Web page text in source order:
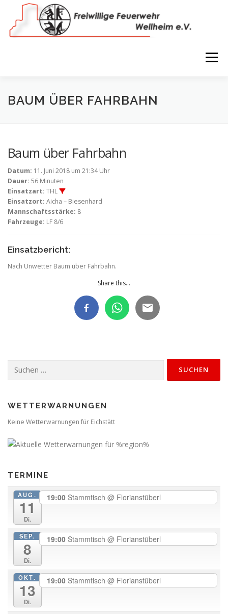
springen
Menü
NEWS VEREIN 150 JAHRE FEUERWEHR
COOKIE-RICHTLINIE (EU)
BAUM ÜBER FAHRBAHN
Baum über Fahrbahn
Datum: 11. Juni 2018 um 21:34 Uhr
Dauer: 56 Minuten
Einsatzart: THL
Einsatzort: Aicha – Biesenhard
Mannschaftsstärke: 8
Fahrzeuge: LF 8/6
Einsatzbericht:
Nach Unwetter Baum über Fahrbahn.
Share this...
nach:
WETTERWARNUNGEN
Keine Wetterwarnungen für Eichstätt
TERMINE
AUG.
11
Di.
19:00 Stammtisch @ Florianstüberl
SEP.
8
Di.
19:00 Stammtisch @ Florianstüberl
OKT.
13
Di.
19:00 Stammtisch @ Florianstüberl